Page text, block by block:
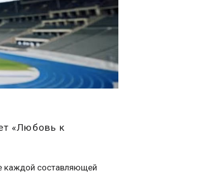
«Любовь к
каждой составляющей